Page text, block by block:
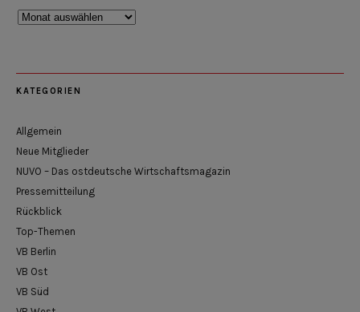
Rückblick
KATEGORIEN
Allgemein
Neue Mitglieder
NUVO – Das ostdeutsche Wirtschaftsmagazin
Pressemitteilung
Rückblick
Top-Themen
VB Berlin
VB Ost
VB Süd